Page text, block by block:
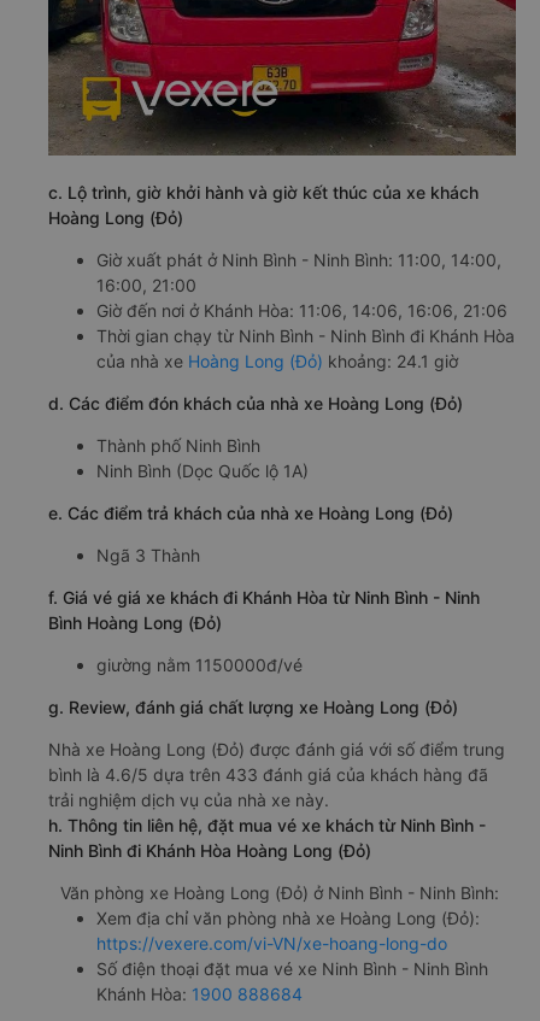
c. Lộ trình, giờ khởi hành và giờ kết thúc của xe khách
Hoàng Long (Đỏ)
Giờ xuất phát ở Ninh Bình - Ninh Bình: 11:00, 14:00,
16:00, 21:00
Giờ đến nơi ở Khánh Hòa: 11:06, 14:06, 16:06, 21:06
Thời gian chạy từ Ninh Bình - Ninh Bình đi Khánh Hòa
của nhà xe Hoàng Long (Đỏ) khoảng: 24.1 giờ
d. Các điểm đón khách của nhà xe Hoàng Long (Đỏ)
Thành phố Ninh Bình
Ninh Bình (Dọc Quốc lộ 1A)
e. Các điểm trả khách của nhà xe Hoàng Long (Đỏ)
Ngã 3 Thành
f. Giá vé giá xe khách đi Khánh Hòa từ Ninh Bình - Ninh
Bình Hoàng Long (Đỏ)
giường nằm 1150000đ/vé
g. Review, đánh giá chất lượng xe Hoàng Long (Đỏ)
Nhà xe Hoàng Long (Đỏ) được đánh giá với số điểm trung
bình là 4.6/5 dựa trên 433 đánh giá của khách hàng đã
trải nghiệm dịch vụ của nhà xe này.
h. Thông tin liên hệ, đặt mua vé xe khách từ Ninh Bình -
Ninh Bình đi Khánh Hòa Hoàng Long (Đỏ)
Văn phòng xe Hoàng Long (Đỏ) ở Ninh Bình - Ninh Bình:
Xem địa chỉ văn phòng nhà xe Hoàng Long (Đỏ):
https://vexere.com/vi-VN/xe-hoang-long-do
Số điện thoại đặt mua vé xe Ninh Bình - Ninh Bình
Khánh Hòa: 1900 888684